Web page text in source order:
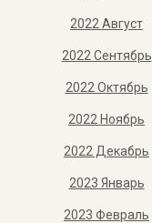
2022 Август
2022 Сентябрь
2022 Октябрь
2022 Ноябрь
2022 Декабрь
2023 Январь
2023 Февраль